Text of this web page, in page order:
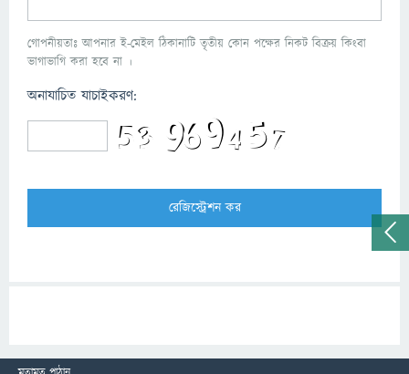
গোপনীয়তাঃ আপনার ই-মেইল ঠিকানাটি তৃতীয় কোন পক্ষের নিকট বিক্রয় কিংবা
ভাগাভাগি করা হবে না ।
অনাযাচিত যাচাইকরণ: